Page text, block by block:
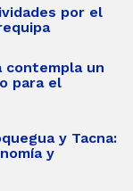
por el
contempla un
para el
y Tacna:
y